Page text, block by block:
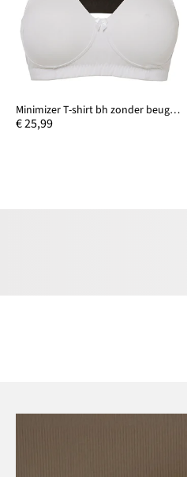
Minimizer T-shirt bh zonder beugels met biologisch katoen (set van 2)
€ 25,99